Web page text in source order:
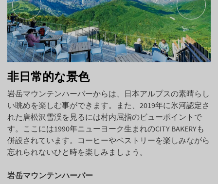
非日常的な景色
岩岳マウンテンハーバーからは、日本アルプスの素晴らし
い眺めを楽しむ事ができます。また、2019年に氷河認定さ
れた唐松沢雪渓を見るには村内屈指のビューポイントで
す。ここには1990年ニューヨーク生まれのCITY BAKERYも
併設されています。コーヒーやペストリーを楽しみながら
忘れられないひと時を楽しみましょう。
岩岳マウンテンハーバー